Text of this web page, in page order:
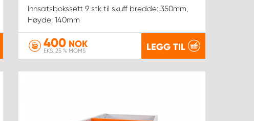
Innsatsbokssett 9 stk til skuff bredde: 350mm,
Høyde: 140mm
400 NOK
EKS. 25 % MOMS LEGG TIL